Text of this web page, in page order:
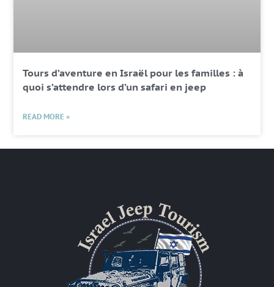
Tours d’aventure en Israël pour les familles : à
quoi s’attendre lors d’un safari en jeep
READ MORE »